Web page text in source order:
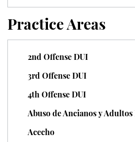
Workers'
Gun Offenses
Carrying A
Carrying A Loaded
Practice Areas
2nd Offense DUI
3rd Offense DUI
4th Offense DUI
Abuso de Ancianos y
Acecho